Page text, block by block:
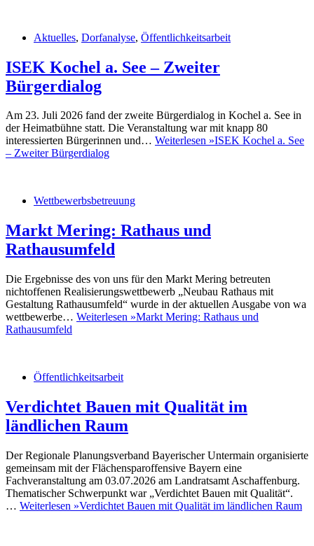
Aktuelles, Dorfanalyse, Öffentlichkeitsarbeit
ISEK Kochel a. See – Zweiter
Bürgerdialog
Am 23. Juli 2026 fand der zweite Bürgerdialog in Kochel a. See in
der Heimatbühne statt. Die Veranstaltung war mit knapp 80
interessierten Bürgerinnen und… Weiterlesen »ISEK Kochel a. See
– Zweiter Bürgerdialog
Wettbewerbsbetreuung
Markt Mering: Rathaus und
Rathausumfeld
Die Ergebnisse des von uns für den Markt Mering betreuten
nichtoffenen Realisierungswettbewerb „Neubau Rathaus mit
Gestaltung Rathausumfeld“ wurde in der aktuellen Ausgabe von wa
wettbewerbe… Weiterlesen »Markt Mering: Rathaus und
Rathausumfeld
Öffentlichkeitsarbeit
Verdichtet Bauen mit Qualität im
ländlichen Raum
Der Regionale Planungsverband Bayerischer Untermain organisierte
gemeinsam mit der Flächensparoffensive Bayern eine
Fachveranstaltung am 03.07.2026 am Landratsamt Aschaffenburg.
Thematischer Schwerpunkt war „Verdichtet Bauen mit Qualität“.
… Weiterlesen »Verdichtet Bauen mit Qualität im ländlichen Raum